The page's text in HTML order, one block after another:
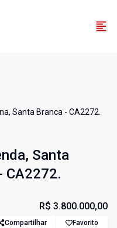
Santa Branca - CA2272.
Santa
CA2272.
R$ 3.800.000,00
Compartilhar Favorito